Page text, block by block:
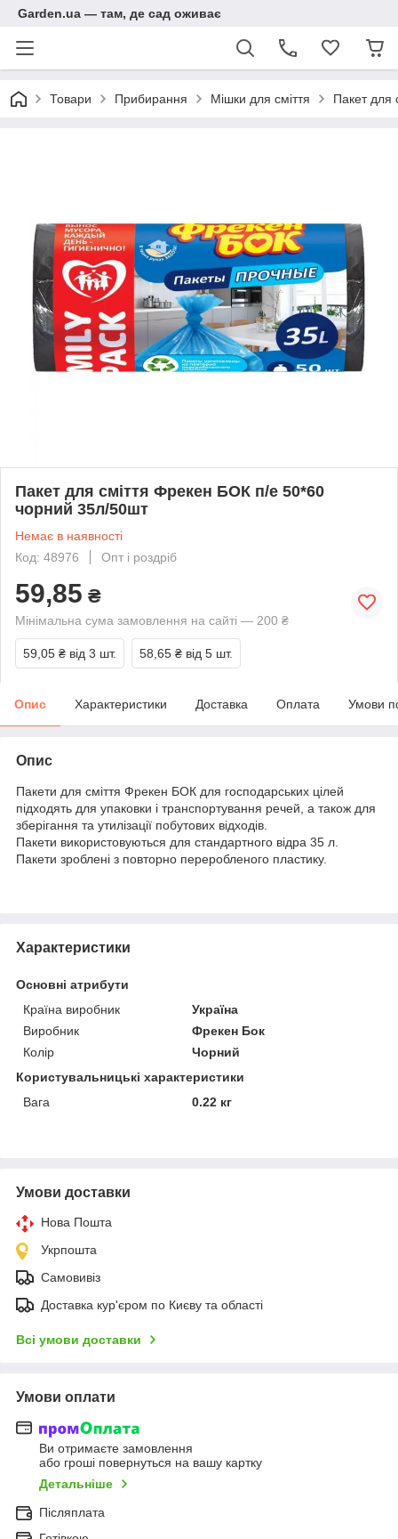
Garden.ua — там, де сад оживає
Товари Прибирання Мішки для сміття Пакет для
Пакет для сміття Фрекен БОК п/е 50*60
чорний 35л/50шт
Немає в наявності
Код: 48976
Опт і роздріб
59,85 ₴
Мінімальна сума замовлення на сайті — 200 ₴
59,05 ₴ від 3 шт. 58,65 ₴ від 5 шт.
Опис Характеристики Доставка Оплата Умови
Опис
Пакети для сміття Фрекен БОК для господарських цілей
підходять для упаковки і транспортування речей, а також для
зберігання та утилізації побутових відходів.
Пакети використовуються для стандартного відра 35 л.
Пакети зроблені з повторно переробленого пластику.
Характеристики
Основні атрибути
Країна виробник
Україна
Виробник
Фрекен Бок
Колір
Чорний
Користувальницькі характеристики
Вага
0.22 кг
Умови доставки
Нова Пошта
Укрпошта
Самовивіз
Доставка кур'єром по Києву та області
Всі умови доставки
Умови оплати
Ви отримаєте замовлення
або гроші повернуться на вашу картку
Детальніше
Післяплата